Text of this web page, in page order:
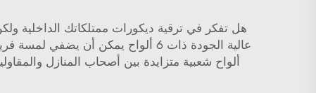
هل تفكر في ترقية ديكورات ممتلكاتك الداخلية
عالية الجودة ذات 6 ألواح يمكن أن يضفي لمسة فريدة على أي غرفة بطريقة اقتصادية للغاية. Xunzhong
ألواح شعبية متزايدة بين أصحاب المنازل